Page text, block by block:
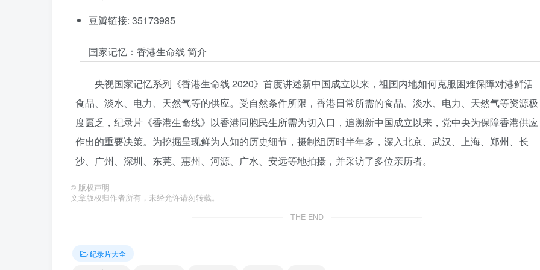
豆瓣链接: 35173985
国家记忆：香港生命线 简介
央视国家记忆系列《香港生命线 2020》首度讲述新中国成立以来，祖国内地如何克服困难保障对港鲜活
食品、淡水、电力、天然气等的供应。受自然条件所限，香港日常所需的食品、淡水、电力、天然气等资源极
度匮乏，纪录片《香港生命线》以香港同胞民生所需为切入口，追溯新中国成立以来，党中央为保障香港供应
作出的重要决策。为挖掘呈现鲜为人知的历史细节，摄制组历时半年多，深入北京、武汉、上海、郑州、长
沙、广州、深圳、东莞、惠州、河源、广水、安远等地拍摄，并采访了多位亲历者。
© 版权声明
文章版权归作者所有，未经允许请勿转载。
THE END
纪录片大全